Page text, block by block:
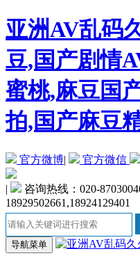
亚洲AV乱码
豆,国产剧情
蜜桃,麻豆国
拍,国产麻豆
官方微博| 官方微信
|
咨询热线：020-
18929502661,18924129401
导航菜单